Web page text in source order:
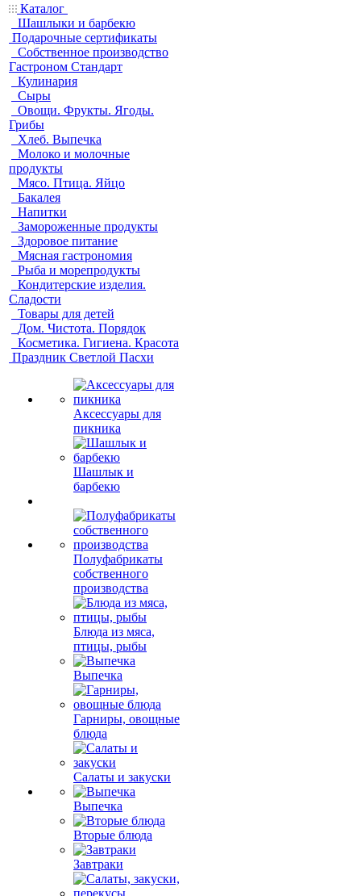
Каталог
Шашлыки и барбекю
Подарочные сертификаты
Собственное производство
Гастроном Стандарт
Кулинария
Сыры
Овощи. Фрукты. Ягоды.
Грибы
Хлеб. Выпечка
Молоко и молочные
продукты
Мясо. Птица. Яйцо
Бакалея
Напитки
Замороженные продукты
Здоровое питание
Мясная гастрономия
Рыба и морепродукты
Кондитерские изделия.
Сладости
Товары для детей
Дом. Чистота. Порядок
Косметика. Гигиена. Красота
Праздник Светлой Пасхи
Аксессуары для
пикника
Шашлык и
барбекю
Полуфабрикаты
собственного
производства
Блюда из мяса,
птицы, рыбы
Выпечка
Гарниры, овощные
блюда
Салаты и закуски
Выпечка
Вторые блюда
Завтраки